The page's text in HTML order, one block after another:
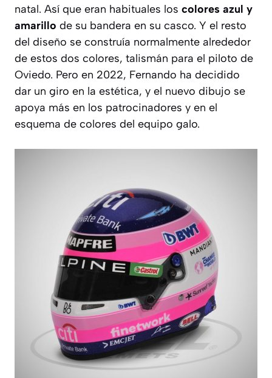
natal. Así que eran habituales los colores azul y
amarillo de su bandera en su casco. Y el resto
del diseño se construía normalmente alrededor
de estos dos colores, talismán para el piloto de
Oviedo. Pero en 2022, Fernando ha decidido
dar un giro en la estética, y el nuevo dibujo se
apoya más en los patrocinadores y en el
esquema de colores del equipo galo.